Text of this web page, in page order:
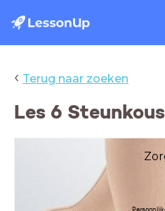
‹ Terug naar zoeken
Les 6